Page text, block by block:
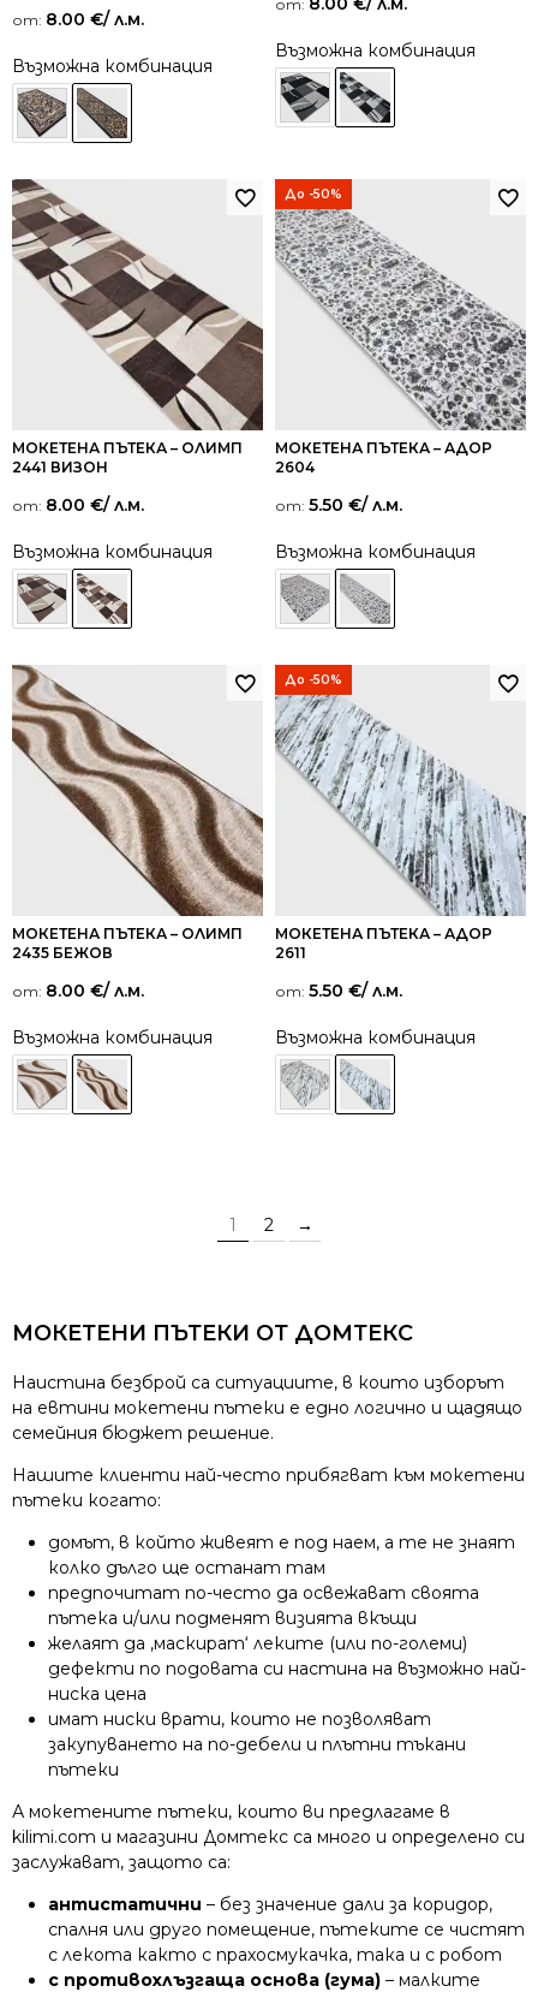
Оценено на
5.00
от: 8.00 €/ л.м.
Възможна комбинация
от:
Възможна комбинация
МОКЕТЕНА ПЪТЕКА – ОЛИМП
2441 ВИЗОН
от: 8.00 €/ л.м.
Възможна комбинация
До -50%
МОКЕТЕНА ПЪТЕКА – АДОР
2604
от: 5.50 €/ л.м.
Възможна комбинация
МОКЕТЕНА ПЪТЕКА – ОЛИМП
2435 БЕЖОВ
от: 8.00 €/ л.м.
Възможна комбинация
До -50%
МОКЕТЕНА ПЪТЕКА – АДОР
2611
от: 5.50 €/ л.м.
Възможна комбинация
1 2 →
МОКЕТЕНИ ПЪТЕКИ ОТ ДОМТЕКС
Наистина безброй са ситуациите, в които изборът
на евтини мокетени пътеки е едно логично и щадящо
семейния бюджет решение.
Нашите клиенти най-често прибягват към мокетени
пътеки когато:
домът, в който живеят е под наем, а те не знаят
колко дълго ще останат там
предпочитат по-често да освежават своята
пътека и/или подменят визията вкъщи
желаят да ‚маскират‘ леките (или по-големи)
дефекти по подовата си настина на възможно най-
ниска цена
имат ниски врати, които не позволяват
закупуването на по-дебели и плътни тъкани
пътеки
А мокетените пътеки, които ви предлагаме в
kilimi.com и магазини Домтекс са много и определено си
заслужават, защото са:
антистатични – без значение дали за коридор,
спалня или друго помещение, пътеките се чистят
с лекота както с прахосмукачка, така и с робот
с противохлъзгаща основа (гума) – малките